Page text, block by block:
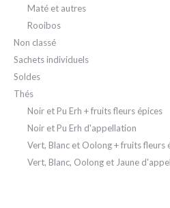
Maté et autres
Rooibos
Non classé
Sachets individuels
Soldes
Thés
Noir et Pu Erh + fruits fleurs épices
Noir et Pu Erh d'appellation
Vert, Blanc et Oolong + fruits fleurs
Vert, Blanc, Oolong et Jaune